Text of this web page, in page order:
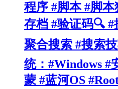
程序 #脚本 #脚
存档 #验证码🔍
聚合搜索 #搜索
统：#Windows #
蒙 #蓝河OS